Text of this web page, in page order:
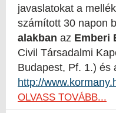
javaslatokat a
számított 30 napon
alakban az Emberi
Civil Társadalmi
Budapest, Pf. 1.) és
http://
OLVASS TOVÁBB...